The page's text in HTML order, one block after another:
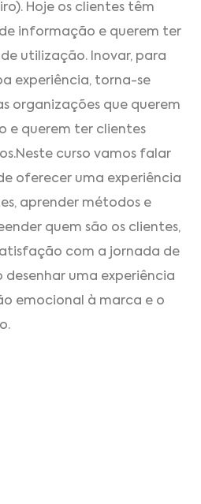
Hoje os clientes têm
informação e querem ter
utilização. Inovar, para
experiência, torna-se
organizações que querem
e querem ter clientes
curso vamos falar
oferecer uma experiência
aprender métodos e
quem são os clientes,
com a jornada de
uma experiência
emocional à marca e o